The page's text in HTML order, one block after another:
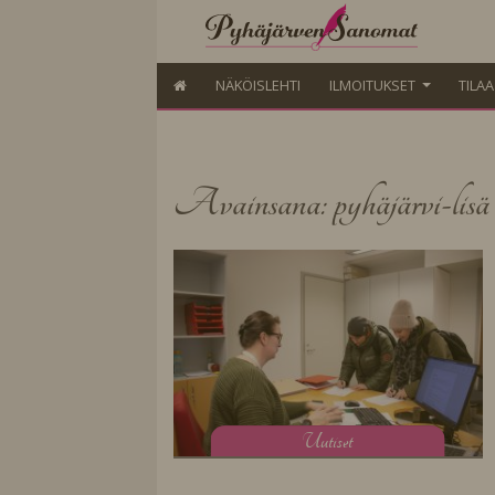
NÄKÖISLEHTI ILMOITUKSET
Avainsana: pyhäjärvi-lisä
Uutiset